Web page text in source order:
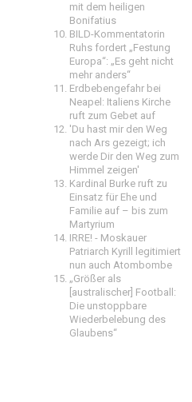
mit dem heiligen
Bonifatius
BILD-Kommentatorin
Ruhs fordert „Festung
Europa“: „Es geht nicht
mehr anders“
Erdbebengefahr bei
Neapel: Italiens Kirche
ruft zum Gebet auf
'Du hast mir den Weg
nach Ars gezeigt; ich
werde Dir den Weg zum
Himmel zeigen'
Kardinal Burke ruft zu
Einsatz für Ehe und
Familie auf – bis zum
Martyrium
IRRE! - Moskauer
Patriarch Kyrill legitimiert
nun auch Atombombe
„Größer als
[australischer] Football:
Die unstoppbare
Wiederbelebung des
Glaubens“